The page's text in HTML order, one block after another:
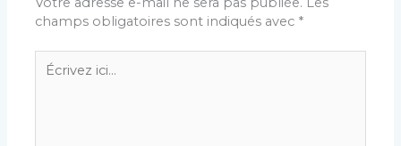
champs obligatoires sont indiqués avec *
Écrivez
ici…